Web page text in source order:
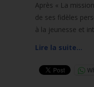
Après « La
de ses fidèles
à la jeunesse et
Lire la suite…